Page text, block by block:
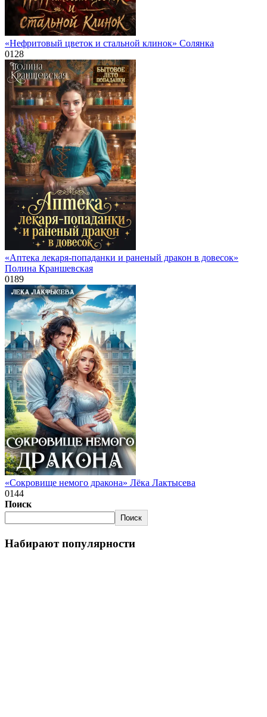
«Нефритовый цветок и стальной клинок» Солянка
0128
«Аптека лекаря-попаданки и раненый дракон в довесок»
Полина Краншевская
0189
«Сокровище немого дракона» Лёка Лактысева
0144
Поиск
Поиск
Набирают популярности